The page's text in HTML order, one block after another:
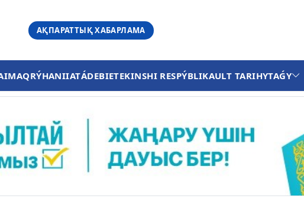
АҚПАРАТТЫҚ ХАБАРЛАМА
RÝHANIIATÁDEBIETEKINSHI RESPÝBLIKAULT TARIHYTAǴY